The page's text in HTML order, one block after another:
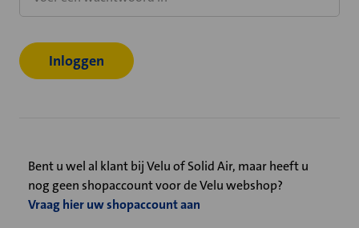
Bent u wel al klant bij Velu of Solid Air, maar heeft u
nog geen shopaccount voor de Velu webshop?
Vraag hier uw shopaccount aan